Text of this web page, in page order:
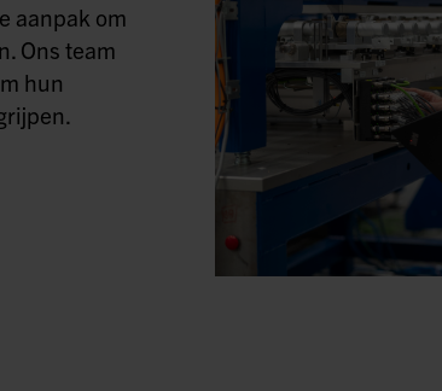
aanpak om
Ons team
hun